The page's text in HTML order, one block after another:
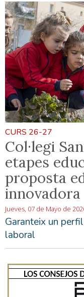
CURS 26-27
Col·legi
etapes
proposta
innovadora
Jueves, 07 de Mayo de
Garanteix un
laboral